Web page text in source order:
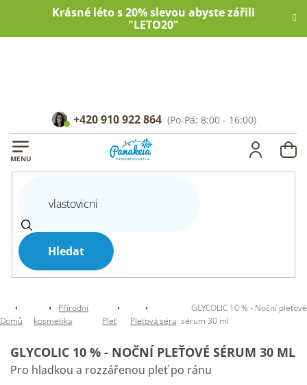
Krásné léto s 20% slevou abyste zářili
"LETO20"
Hledat
+420 910 922 864
Domů
Přírodní
kosmetika
Pleť Pleťová séra
GLYCOLIC 10 % - Noční pleťové
sérum 30 ml
GLYCOLIC 10 % - NOČNÍ PLEŤOVÉ SÉRUM 30 ML
Pro hladkou a rozzářenou pleť po ránu